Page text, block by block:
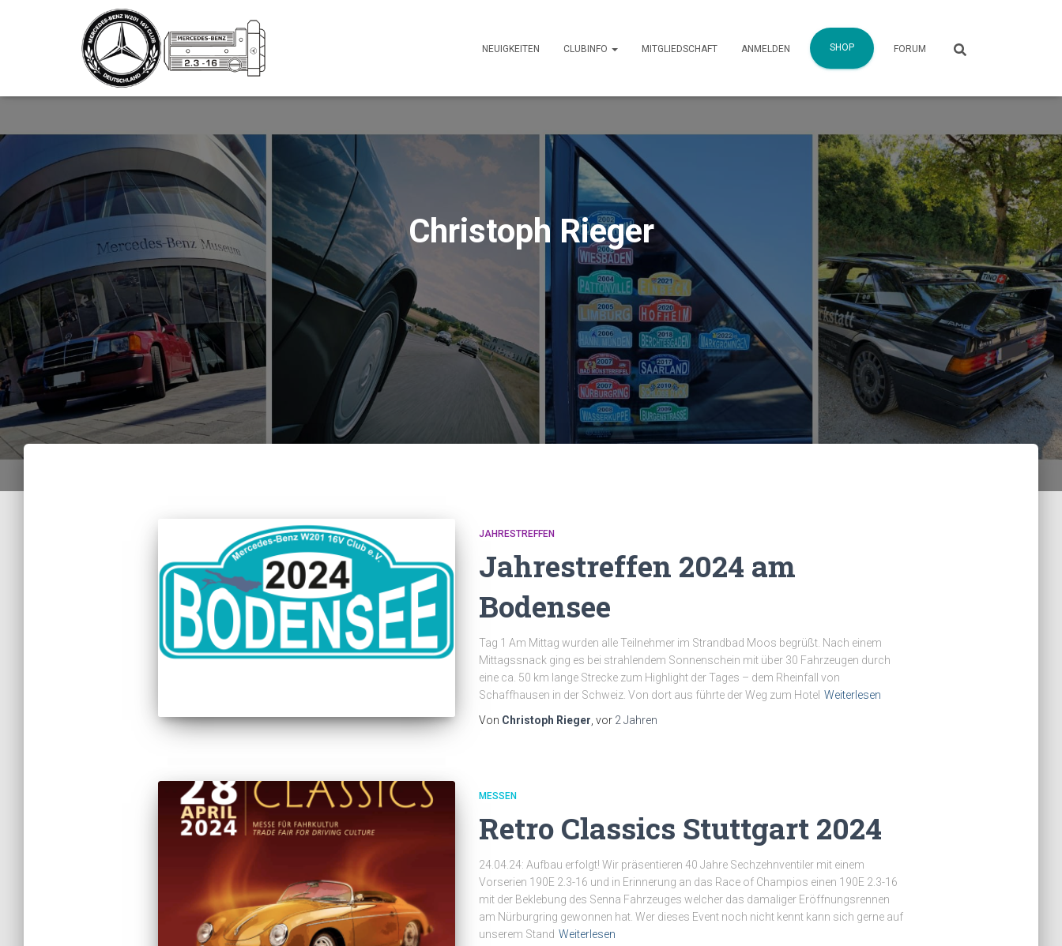
NEUIGKEITEN CLUBINFO MITGLIEDSCHAFT ANMELDEN SHOP FORUM
Christoph Rieger
JAHRESTREFFEN
Jahrestreffen 2024 am
Bodensee
Tag 1 Am Mittag wurden alle Teilnehmer im Strandbad Moos begrüßt. Nach einem
Mittagssnack ging es bei strahlendem Sonnenschein mit über 30 Fahrzeugen durch
eine ca. 50 km lange Strecke zum Highlight der Tages – dem Rheinfall von
Schaffhausen in der Schweiz. Von dort aus führte der Weg zum Hotel Weiterlesen
Von Christoph Rieger , vor 2 Jahren
MESSEN
Retro Classics Stuttgart 2024
24.04.24: Aufbau erfolgt! Wir präsentieren 40 Jahre Sechzehnventiler mit einem
Vorserien 190E 2.3-16 und in Erinnerung an das Race of Champios einen 190E 2.3-16
mit der Beklebung des Senna Fahrzeuges welcher das damaliger Eröffnungsrennen
am Nürburgring gewonnen hat. Wer dieses Event noch nicht kennt kann sich gerne auf
unserem Stand Weiterlesen